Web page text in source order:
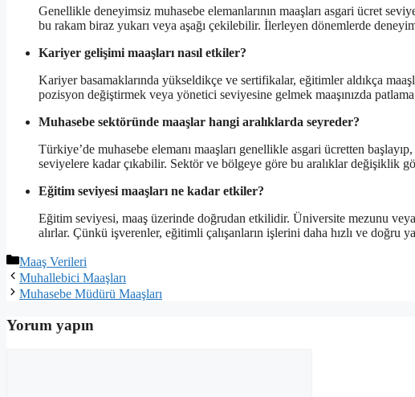
Genellikle deneyimsiz muhasebe elemanlarının maaşları asgari ücret
bu rakam biraz yukarı veya aşağı çekilebilir. İlerleyen dönemlerde
Kariyer gelişimi maaşları nasıl etkiler?
Kariyer basamaklarında yükseldikçe ve sertifikalar, eğitimler aldıkça
pozisyon değiştirmek veya yönetici seviyesine gelmek maaşınızda
Muhasebe sektöründe maaşlar hangi aralıklarda seyreder?
Türkiye’de muhasebe elemanı maaşları genellikle asgari ücretten
seviyelere kadar çıkabilir. Sektör ve bölgeye göre bu aralıklar değişiklik
Eğitim seviyesi maaşları ne kadar etkiler?
Eğitim seviyesi, maaş üzerinde doğrudan etkilidir. Üniversite mezunu
alırlar. Çünkü işverenler, eğitimli çalışanların işlerini daha hızlı ve doğru
Kategoriler
Maaş Verileri
Muhallebici Maaşları
Muhasebe Müdürü Maaşları
Yorum yapın